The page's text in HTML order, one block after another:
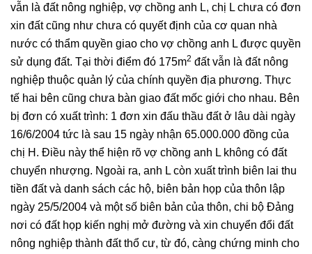
vẫn là đất nông nghiệp, vợ chồng anh L, chị L chưa có đơn
xin đất cũng như chưa có quyết định của cơ quan nhà
nước có thẩm quyền giao cho vợ chồng anh L được quyền
sử dụng đất. Tại thời điểm đó 175m2 đất vẫn là đất nông
nghiệp thuộc quản lý của chính quyền địa phương. Thực
tế hai bên cũng chưa bàn giao đất mốc giới cho nhau. Bên
bị đơn có xuất trình: 1 đơn xin đấu thầu đất ở lâu dài ngày
16/6/2004 tức là sau 15 ngày nhận 65.000.000 đồng của
chị H. Điều này thể hiện rõ vợ chồng anh L không có đất
chuyển nhượng. Ngoài ra, anh L còn xuất trình biên lai thu
tiền đất và danh sách các hộ, biên bản họp của thôn lập
ngày 25/5/2004 và một số biên bản của thôn, chi bộ Đảng
nơi có đất họp kiến nghị mở đường và xin chuyển đổi đất
nông nghiệp thành đất thổ cư, từ đó, càng chứng minh cho